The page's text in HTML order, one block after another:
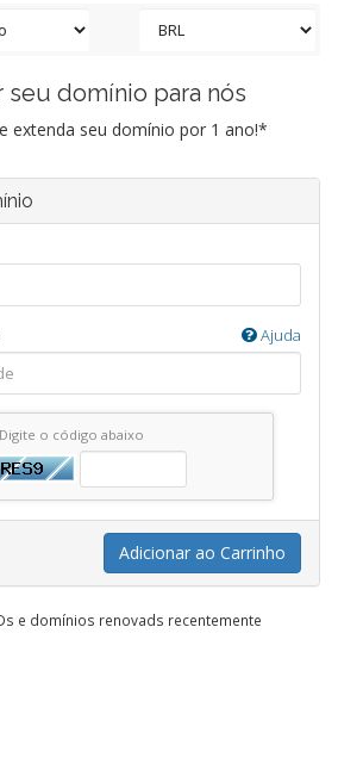
seu domínio para nós
extenda seu domínio por 1 ano!*
Ajuda
Digite o código abaixo
Adicionar ao Carrinho
e domínios renovads recentemente